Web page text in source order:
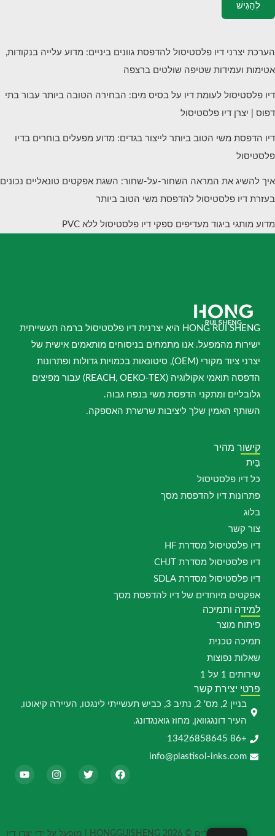
לְהַגִישׁ
הערכת יצרני דיו פלסטיסול להדפסת גוונים ביניים: מדוע עלייה בנקודות,
אטימות ועמידות שטיפה שולטים ברצפה
דיו פלסטיסול לעומת דיו על בסיס מים: הבחירה הטובה ביותר עבור בתי
דפוס | יצרן דיו פלסטיסול
דיו הדפסת משי הטוב ביותר לייצור בגדים: מדוע מפעלים בוחרים בדיו
פלסטיסול
איך להשיג את המראה השחור-על-שחור: השגת אפקטים טונאליים נכונים
בעזרת דיו פלסטיסול להדפסת משי הטוב ביותר
מדוע מותגי ביגוד מעדיפים ספקי דיו פלסטיסול ללא PVC
HONG RUI SHENG היא יצרנית דיו פלסטיסול ברמה תעשייתית
ישירות מהמפעל. אנו מתמחים בניסוחים מותאמים אישית של
יצרני ציוד מקורי (OEM), סיטונאות בכמויות גדולות ופתרונות
הדפסה תואמי אקולוגיה (REACH, OEKO-TEX) עבור מפיצים
גלובליים ומתקני הדפסת משי בנפח גבוה.
השותף האמין שלך ליציבות שרשרת האספקה.
קישור מהיר
בַּיִת
כל דיו פלסטיסול
פתרונות דיו להדפסת מסך
בלוג
צור קשר
דיו פלסטיסול מסדרת HF
דיו פלסטיסול מסדרת CHJT
דיו פלסטיסול מסדרת SDLA
אפקטים מיוחדים של דיו להדפסת מסך
למידה ותמיכה
פיתוח מוצר
תמיכה טכנית
שאלות נפוצות
שירותים 1 על 1
פרטי יצירת קשר
בניין 2, מס' 2, נתיב 3, כביש תעשייתי לינגטו, העיירה קיאוטו,
העיר דונגגוואן, מחוז גואנגדונג.
+86 13426858645
info@plastisol-inks.com
פ
י
ק
לְ
צַ
א
י
י
ו
זכויות יוצרים © 2026 HONGGUISHENG | מופעל על ידי יצרן דיו